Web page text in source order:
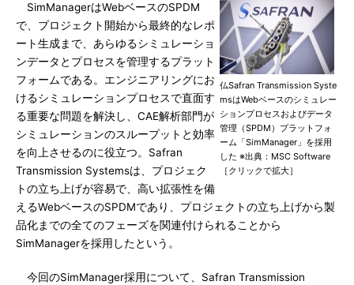
仏Safran Transmission Syste
msはWebベースのシミュレー
ションプロセスおよびデータ
管理（SPDM）プラットフォ
ーム「SimManager」を採用
した ※出典：MSC Software
［クリックで拡大］
SimManagerはWebベースのSPDM
で、プロジェクト開始から最終的なレポ
ート生成まで、あらゆるシミュレーショ
ンデータとプロセスを管理するプラット
フォームである。エンジニアリングにお
けるシミュレーションプロセスで直面す
る重要な問題を解決し、CAE解析部門が
シミュレーションのスループットと効率
を向上させるのに役立つ。Safran
Transmission Systemsは、プロジェク
トの立ち上げが容易で、高い拡張性を備
えるWebベースのSPDMであり、プロジェクトの立ち上げから製
品化までの全てのフェーズを関連付けられることから
SimManagerを採用したという。
今回のSimManager採用について、Safran Transmission